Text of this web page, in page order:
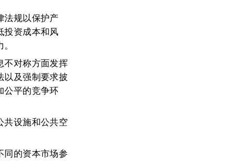
法规以保护产
投资成本和风
不对称方面发挥
以及强制要求披
公平的竞争环
共设施和公共空
同的资本市场参